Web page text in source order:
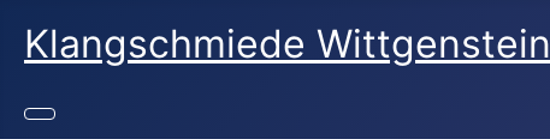
Klangschmiede Wittgenstein